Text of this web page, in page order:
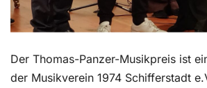
Der Thomas-Panzer-Musikpreis ist
der Musikverein 1974 Schifferstadt